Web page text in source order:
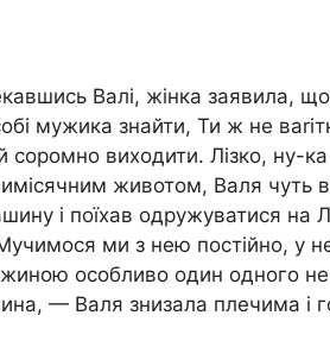
Валі, жінка заявила, що
мужика знайти, Ти ж не
соромно виходити. Лізко, ну-
животом, Валя чуть
і поїхав одружуватися на
ми з нею постійно, у
особливо один одного
— Валя знизала плечима і